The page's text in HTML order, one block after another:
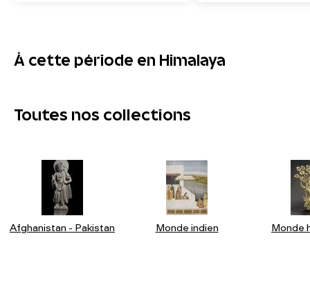
À cette période en Himalaya
Toutes nos collections
Afghanistan - Pakistan Monde indien Monde